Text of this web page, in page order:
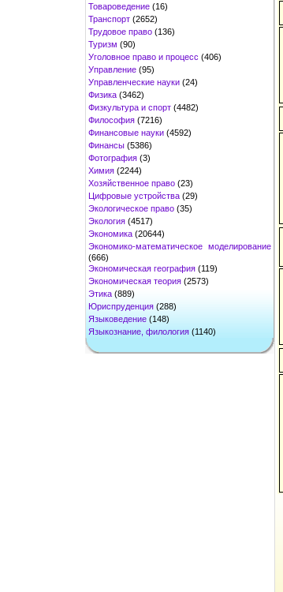
Товароведение (16)
Транспорт (2652)
Трудовое право (136)
Туризм (90)
Уголовное право и процесс (406)
Управление (95)
Управленческие науки (24)
Физика (3462)
Физкультура и спорт (4482)
Философия (7216)
Финансовые науки (4592)
Финансы (5386)
Фотография (3)
Химия (2244)
Хозяйственное право (23)
Цифровые устройства (29)
Экологическое право (35)
Экология (4517)
Экономика (20644)
Экономико-математическое моделирование
(666)
Экономическая география (119)
Экономическая теория (2573)
Этика (889)
Юриспруденция (288)
Языковедение (148)
Языкознание, филология (1140)